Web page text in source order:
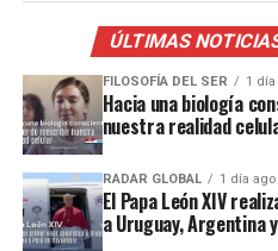
ÚLTIMAS
FILOSOFÍA DEL SER 1
Hacia una biología
nuestra realidad
RADAR GLOBAL 1 día ago
El Papa León XIV
a Uruguay, Argentina